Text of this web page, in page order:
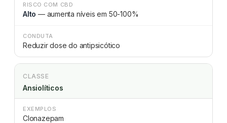
RISCO COM CBD
Alto — aumenta níveis em 50-100%
CONDUTA
Reduzir dose do antipsicótico
CLASSE
Ansiolíticos
EXEMPLOS
Clonazepam